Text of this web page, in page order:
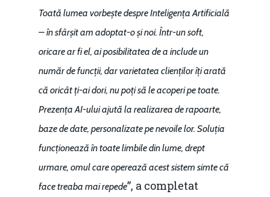
Toată lumea vorbește despre Inteligența Artificială
– în sfârșit am adoptat-o și noi. Într-un soft,
oricare ar fi el, ai posibilitatea de a include un
număr de funcții, dar varietatea clienților îți arată
că oricât ți-ai dori, nu poți să le acoperi pe toate.
Prezența AI-ului ajută la realizarea de rapoarte,
baze de date, personalizate pe nevoile lor. Soluția
funcționează în toate limbile din lume, drept
urmare, omul care operează acest sistem simte că
face treaba mai repede”, a completat